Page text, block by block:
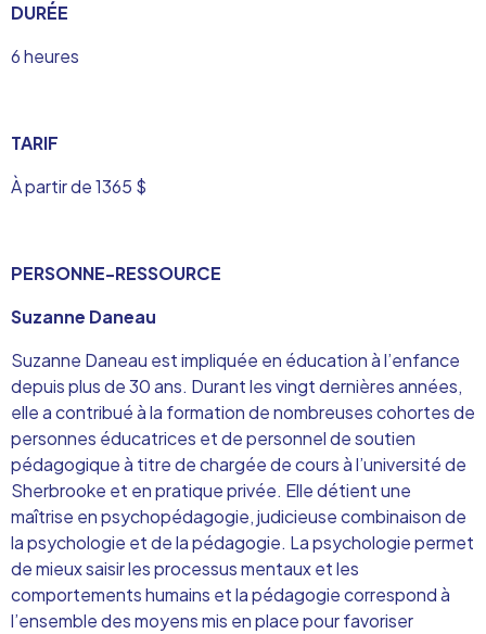
DURÉE
6 heures
TARIF
À partir de 1365 $
PERSONNE-RESSOURCE
Suzanne Daneau
Suzanne Daneau est impliquée en éducation à l’enfance
depuis plus de 30 ans. Durant les vingt dernières années,
elle a contribué à la formation de nombreuses cohortes de
personnes éducatrices et de personnel de soutien
pédagogique à titre de chargée de cours à l’université de
Sherbrooke et en pratique privée. Elle détient une
maîtrise en psychopédagogie, judicieuse combinaison de
la psychologie et de la pédagogie. La psychologie permet
de mieux saisir les processus mentaux et les
comportements humains et la pédagogie correspond à
l’ensemble des moyens mis en place pour favoriser